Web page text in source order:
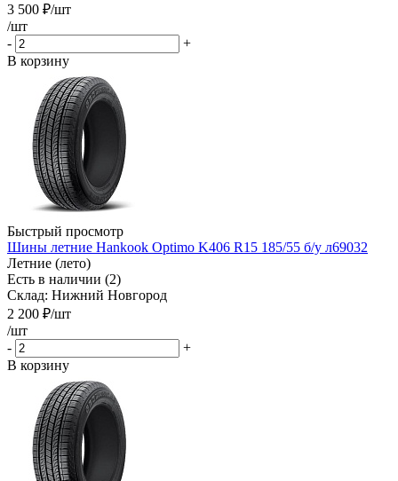
3 500 ₽/шт
/шт
-
+
В корзину
Быстрый просмотр
Шины летние Hankook Optimo K406 R15 185/55 б/у л69032
Летние (лето)
Есть в наличии (2)
Склад: Нижний Новгород
2 200 ₽/шт
/шт
-
+
В корзину